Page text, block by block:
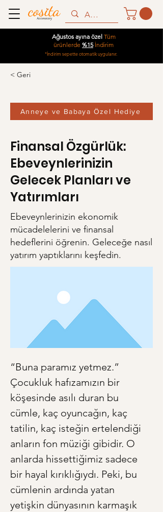
Ağustos ayına özel Tüm
ürünlerde %15İndirim
*İndirim sepette otomatik uygulanır.
< Geri
Anneye ve Babaya Özel Hediye
Finansal Özgürlük:
Ebeveynlerinizin
Gelecek Planları ve
Yatırımları
Ebeveynlerinizin ekonomik
mücadelelerini ve finansal
hedeflerini öğrenin. Geleceğe nasıl
yatırım yaptıklarını keşfedin.
“Buna paramız yetmez.”
Çocukluk hafızamızın bir
köşesinde asılı duran bu
cümle, kaç oyuncağın, kaç
tatilin, kaç isteğin ertelendiği
anların fon müziği gibidir. O
anlarda hissettiğimiz sadece
bir hayal kırıklığıydı. Peki, bu
cümlenin ardında yatan
yetişkin dünyasının karmaşık